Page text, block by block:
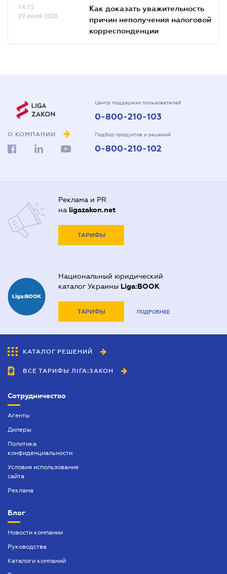
14.15
29 июля 2026
Как доказать уважительность
причин неполучения налоговой
корреспонденции
О КОМПАНИИ
Центр поддержки пользователей
0-800-210-103
Подбор продуктов и решений
0-800-210-102
Реклама и PR
на ligazakon.net
ТАРИФЫ
Национальный юридический
каталог Украины Liga:BOOK
ТАРИФЫ ПОДРОБНЕЕ
КАТАЛОГ РЕШЕНИЙ
ВСЕ ТАРИФЫ ЛІГА:ЗАКОН
Сотрудничество
Агенты
Дилеры
Политика
конфиденциальности
Условия использования
сайта
Реклама
Блог
Новости компании
Руководства
Каталоги компаний